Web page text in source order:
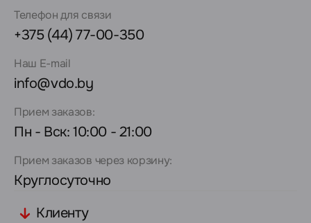
Телефон для связи
+375 (44) 77-00-350
Наш E-mail
info@vdo.by
Прием заказов:
Пн - Вск: 10:00 - 21:00
Прием заказов через корзину:
Круглосуточно
Клиенту